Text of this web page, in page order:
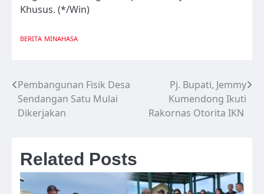
Khusus. (*/Win)
BERITA MINAHASA
Navigasi
pos
Pembangunan Fisik Desa
Sendangan Satu Mulai
Dikerjakan
Pj. Bupati, Jemmy
Kumendong Ikuti
Rakornas Otorita IKN
Related Posts